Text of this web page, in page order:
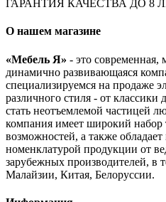
ГАРАНТИЯ КАЧЕСТВА ДО 8
О нашем магазине
«Мебель Я» - это современная,
динамично развивающаяся
специализируемся на продаже
различного стиля - от классики
стать неотъемлемой частицей
компания имеет широкий набор
возможностей, а также
номенклатурой продукции от
зарубежных производителей, в
Малайзии, Китая, Белоруссии.